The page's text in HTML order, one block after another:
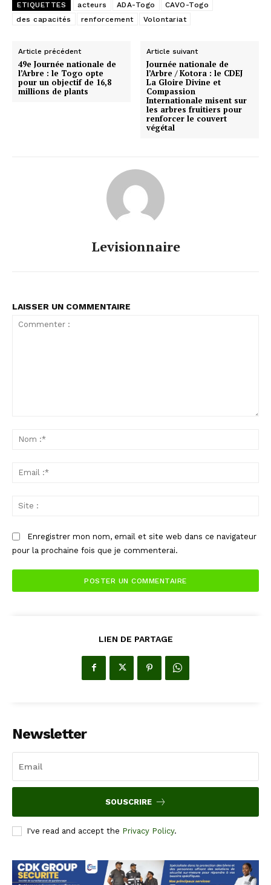
ETIQUETTES acteurs ADA-Togo
CAVO-Togo
des capacités
renforcement Volontariat
Article précédent
49e Journée nationale de
l’Arbre : le Togo opte
pour un objectif de 16,8
millions de plants
Article suivant
Journée nationale de
l’Arbre / Kotora : le CDEJ
La Gloire Divine et
Compassion
Internationale misent sur
les arbres fruitiers pour
renforcer le couvert
végétal
Levisionnaire
LAISSER UN COMMENTAIRE
Enregistrer mon nom, email et site web dans ce navigateur
pour la prochaine fois que je commenterai.
LIEN DE PARTAGE
Newsletter
SOUSCRIRE
I've read and accept the Privacy Policy.